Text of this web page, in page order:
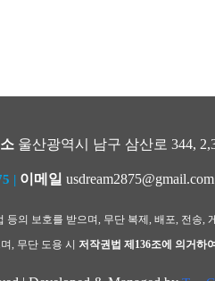
울산광역시 남구 삼산로 344,
| 이메일 usdream2875@gmail.com
의 보호를 받으며, 무단 복제, 배포, 전송,
, 무단 도용 시
저작권법 제136조에 의거하